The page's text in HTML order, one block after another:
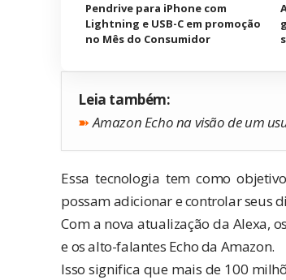
Pendrive para iPhone com
Lightning e USB-C em promoção
no Mês do Consumidor
Leia também:
➽Amazon Echo na visão de um
Essa tecnologia tem como
possam adicionar e controlar seus
Com a nova atualização da Alexa,
e os alto-falantes Echo da Amazon.
Isso significa que mais de 100